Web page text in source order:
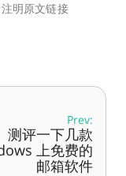
明原文链接
Prev:
测评一下几款
上免费的
邮箱软件